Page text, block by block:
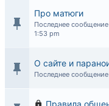
Про матюги
Последнее сообщение
1:53 pm
О сайте и
Последнее сообщение
Правила